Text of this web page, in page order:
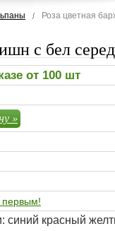
Роза цветная
с бел
от 100 шт
»
первым!
синий красный